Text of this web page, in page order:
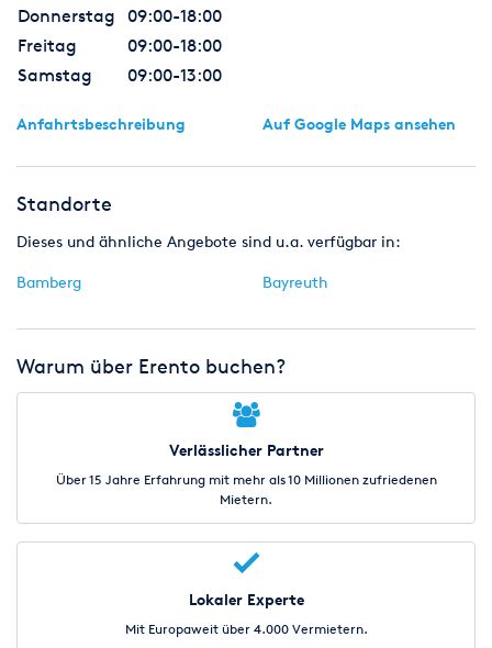
Donnerstag
09:00-18:00
Freitag
09:00-18:00
Samstag
09:00-13:00
Anfahrtsbeschreibung Auf Google Maps ansehen
Standorte
Dieses und ähnliche Angebote sind u.a. verfügbar in:
Bamberg Bayreuth
Warum über Erento buchen?
Verlässlicher Partner
Über 15 Jahre Erfahrung mit mehr als 10 Millionen zufriedenen
Mietern.
Lokaler Experte
Mit Europaweit über 4.000 Vermietern.